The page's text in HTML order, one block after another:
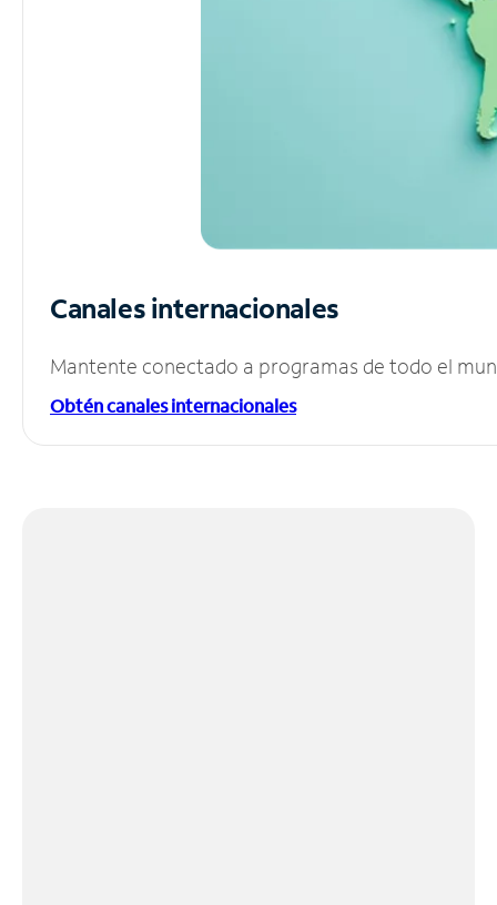
Canales internacionales
Mantente conectado a programas de todo el
Obtén canales internacionales